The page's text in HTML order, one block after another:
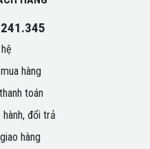
hàng
toán
hành, đổi trả
hàng